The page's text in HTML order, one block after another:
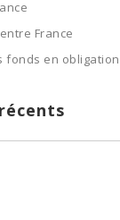
France
fonds en obligation